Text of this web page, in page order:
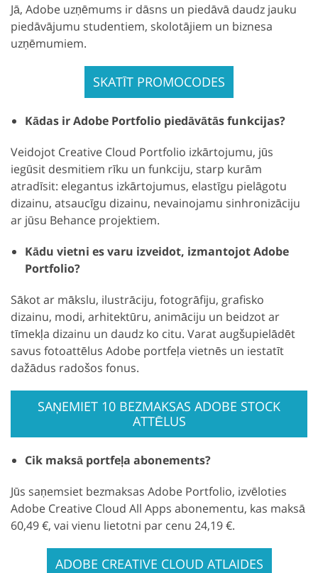
Jā, Adobe uzņēmums ir dāsns un piedāvā daudz jauku
piedāvājumu studentiem, skolotājiem un biznesa
uzņēmumiem.
SKATĪT PROMOCODES
Kādas ir Adobe Portfolio piedāvātās funkcijas?
Veidojot Creative Cloud Portfolio izkārtojumu, jūs
iegūsit desmitiem rīku un funkciju, starp kurām
atradīsit: elegantus izkārtojumus, elastīgu pielāgotu
dizainu, atsaucīgu dizainu, nevainojamu sinhronizāciju
ar jūsu Behance projektiem.
Kādu vietni es varu izveidot, izmantojot Adobe
Portfolio?
Sākot ar mākslu, ilustrāciju, fotogrāfiju, grafisko
dizainu, modi, arhitektūru, animāciju un beidzot ar
tīmekļa dizainu un daudz ko citu. Varat augšupielādēt
savus fotoattēlus Adobe portfeļa vietnēs un iestatīt
dažādus radošos fonus.
SAŅEMIET 10 BEZMAKSAS ADOBE STOCK
ATTĒLUS
Cik maksā portfeļa abonements?
Jūs saņemsiet bezmaksas Adobe Portfolio, izvēloties
Adobe Creative Cloud All Apps abonementu, kas maksā
60,49 €, vai vienu lietotni par cenu 24,19 €.
ADOBE CREATIVE CLOUD ATLAIDES